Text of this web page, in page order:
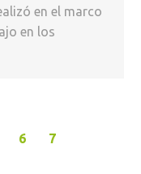
en el marco
en los
6 7